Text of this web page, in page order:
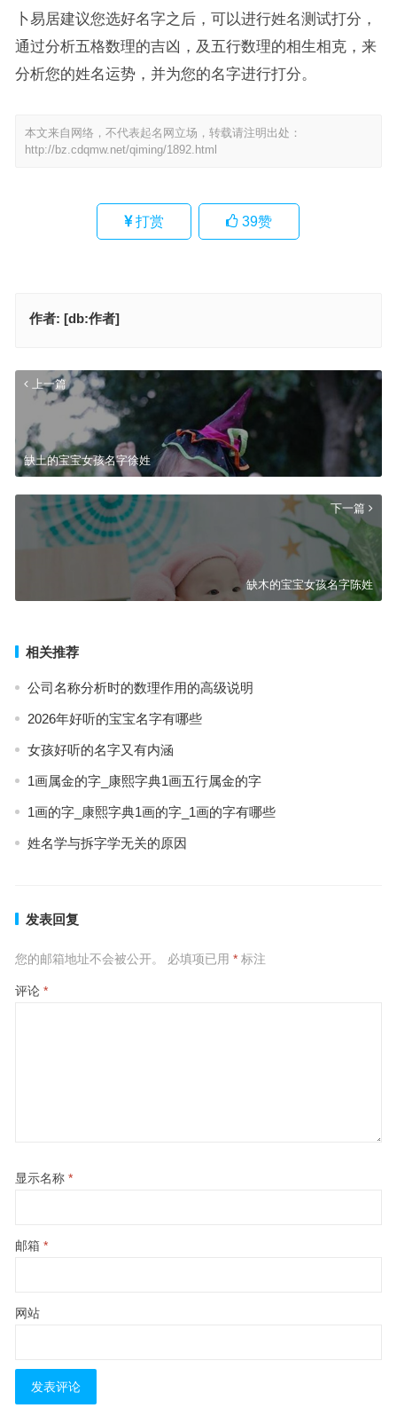
卜易居建议您选好名字之后，可以进行姓名测试打分，
通过分析五格数理的吉凶，及五行数理的相生相克，来
分析您的姓名运势，并为您的名字进行打分。
本文来自网络，不代表起名网立场，转载请注明出处：
http://bz.cdqmw.net/qiming/1892.html
打赏 39赞
作者: [db:作者]
上一篇
缺土的宝宝女孩名字徐姓
下一篇
缺木的宝宝女孩名字陈姓
相关推荐
公司名称分析时的数理作用的高级说明
2026年好听的宝宝名字有哪些
女孩好听的名字又有内涵
1画属金的字_康熙字典1画五行属金的字
1画的字_康熙字典1画的字_1画的字有哪些
姓名学与拆字学无关的原因
发表回复
您的邮箱地址不会被公开。 必填项已用 *标注
评论 *
显示名称 *
邮箱 *
网站